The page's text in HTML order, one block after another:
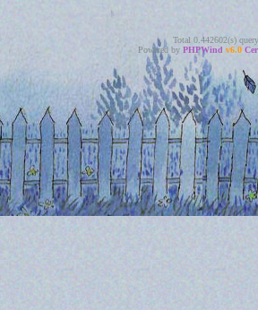
Total 0.442602(s)
Powered by PHPWind v6.0